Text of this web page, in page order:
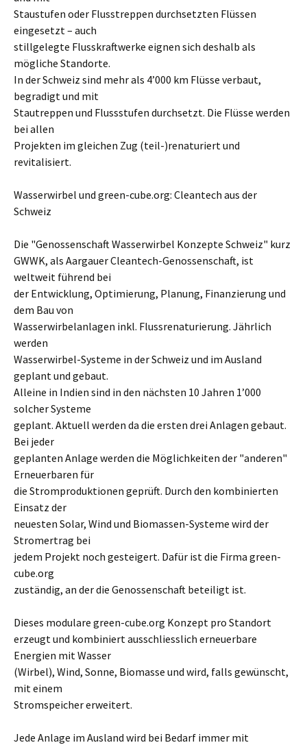
Staustufen oder Flusstreppen durchsetzten Flüssen
eingesetzt – auch
stillgelegte Flusskraftwerke eignen sich deshalb als
mögliche Standorte.
In der Schweiz sind mehr als 4’000 km Flüsse verbaut,
begradigt und mit
Stautreppen und Flussstufen durchsetzt. Die Flüsse werden
bei allen
Projekten im gleichen Zug (teil-)renaturiert und
revitalisiert.
Wasserwirbel und green-cube.org: Cleantech aus der
Schweiz
Die "Genossenschaft Wasserwirbel Konzepte Schweiz" kurz
GWWK, als Aargauer Cleantech-Genossenschaft, ist
weltweit führend bei
der Entwicklung, Optimierung, Planung, Finanzierung und
dem Bau von
Wasserwirbelanlagen inkl. Flussrenaturierung. Jährlich
werden
Wasserwirbel-Systeme in der Schweiz und im Ausland
geplant und gebaut.
Alleine in Indien sind in den nächsten 10 Jahren 1’000
solcher Systeme
geplant. Aktuell werden da die ersten drei Anlagen gebaut.
Bei jeder
geplanten Anlage werden die Möglichkeiten der "anderen"
Erneuerbaren für
die Stromproduktionen geprüft. Durch den kombinierten
Einsatz der
neuesten Solar, Wind und Biomassen-Systeme wird der
Stromertrag bei
jedem Projekt noch gesteigert. Dafür ist die Firma green-
cube.org
zuständig, an der die Genossenschaft beteiligt ist.
Dieses modulare green-cube.org Konzept pro Standort
erzeugt und kombiniert ausschliesslich erneuerbare
Energien mit Wasser
(Wirbel), Wind, Sonne, Biomasse und wird, falls gewünscht,
mit einem
Stromspeicher erweitert.
Jede Anlage im Ausland wird bei Bedarf immer mit